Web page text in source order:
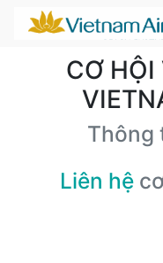
CƠ HỘI
Thông
Liên hệ